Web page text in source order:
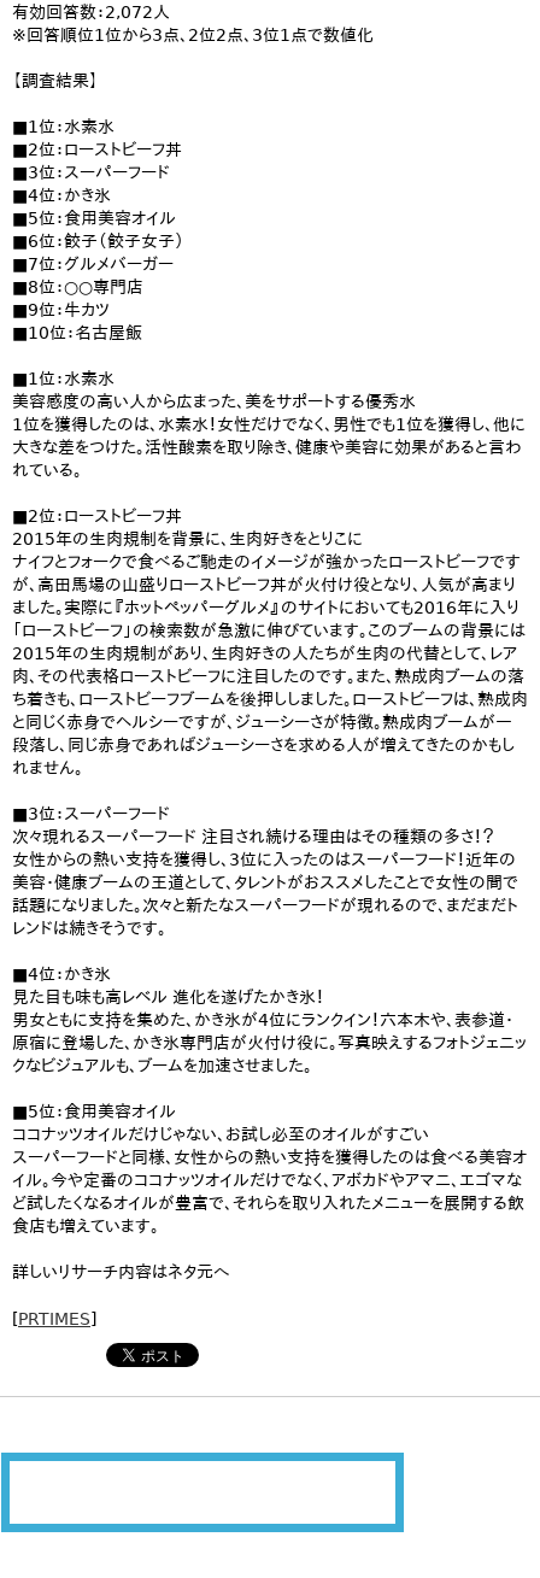
有効回答数：2,072人
※回答順位1位から3点、2位2点、3位1点で数値化
【調査結果】
■1位：水素水
■2位：ローストビーフ丼
■3位：スーパーフード
■4位：かき氷
■5位：食用美容オイル
■6位：餃子（餃子女子）
■7位：グルメバーガー
■8位：○○専門店
■9位：牛カツ
■10位：名古屋飯
■1位：水素水
美容感度の高い人から広まった、美をサポートする優秀水
1位を獲得したのは、水素水！女性だけでなく、男性でも1位を獲得し、他に
大きな差をつけた。活性酸素を取り除き、健康や美容に効果があると言わ
れている。
■2位：ローストビーフ丼
2015年の生肉規制を背景に、生肉好きをとりこに
ナイフとフォークで食べるご馳走のイメージが強かったローストビーフです
が、高田馬場の山盛りローストビーフ丼が火付け役となり、人気が高まり
ました。実際に『ホットペッパーグルメ』のサイトにおいても2016年に入り
「ローストビーフ」の検索数が急激に伸びています。このブームの背景には
2015年の生肉規制があり、生肉好きの人たちが生肉の代替として、レア
肉、その代表格ローストビーフに注目したのです。また、熟成肉ブームの落
ち着きも、ローストビーフブームを後押ししました。ローストビーフは、熟成肉
と同じく赤身でヘルシーですが、ジューシーさが特徴。熟成肉ブームが一
段落し、同じ赤身であればジューシーさを求める人が増えてきたのかもし
れません。
■3位：スーパーフード
次々現れるスーパーフード 注目され続ける理由はその種類の多さ！？
女性からの熱い支持を獲得し、3位に入ったのはスーパーフード！近年の
美容・健康ブームの王道として、タレントがおススメしたことで女性の間で
話題になりました。次々と新たなスーパーフードが現れるので、まだまだト
レンドは続きそうです。
■4位：かき氷
見た目も味も高レベル 進化を遂げたかき氷！
男女ともに支持を集めた、かき氷が4位にランクイン！六本木や、表参道・
原宿に登場した、かき氷専門店が火付け役に。写真映えするフォトジェニッ
クなビジュアルも、ブームを加速させました。
■5位：食用美容オイル
ココナッツオイルだけじゃない、お試し必至のオイルがすごい
スーパーフードと同様、女性からの熱い支持を獲得したのは食べる美容オ
イル。今や定番のココナッツオイルだけでなく、アボカドやアマニ、エゴマな
ど試したくなるオイルが豊富で、それらを取り入れたメニューを展開する飲
食店も増えています。
詳しいリサーチ内容はネタ元へ
[PRTIMES]